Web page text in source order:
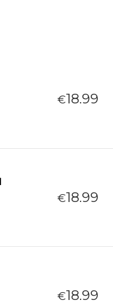
€18.99
€18.99
€18.99